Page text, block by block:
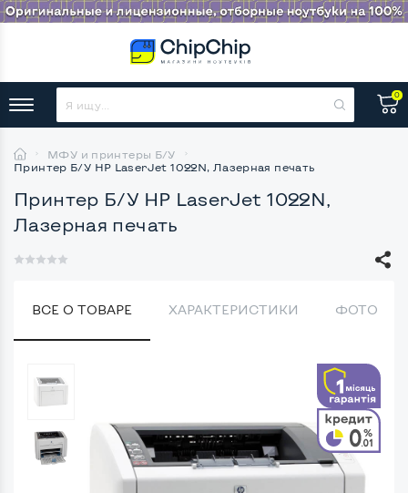
0
МФУ и принтеры Б/У
Принтер Б/У HP LaserJet 1022N, Лазерная печать
Принтер Б/У HP LaserJet 1022N,
Лазерная печать
ВСЕ О ТОВАРЕ ХАРАКТЕРИСТИКИ ФОТО